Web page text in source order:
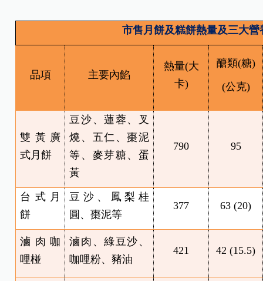
市售月餅及糕餅熱量及三大營
品項 主要內餡
熱量(大
卡)
醣類(糖)
(公克)
雙黃廣
式月餅
豆沙、蓮蓉、叉
燒、五仁、棗泥
等、麥芽糖、蛋
黃
790 95
台式月
餅
豆沙、鳳梨桂
圓、棗泥等
377 63 (20)
滷肉咖
哩椪
滷肉、綠豆沙、
咖哩粉、豬油
421 42 (15.5)